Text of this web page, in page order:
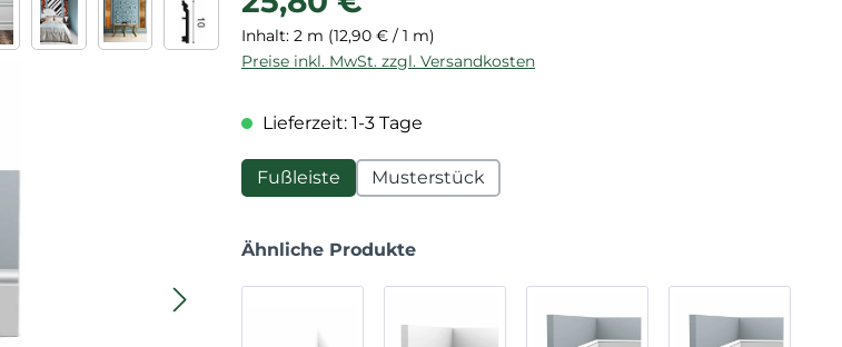
Inhalt: 2 m (12,90 € / 1 m)
Preise inkl. MwSt. zzgl. Versandkosten
Lieferzeit: 1-3 Tage
Fußleiste Musterstück
Ähnliche Produkte